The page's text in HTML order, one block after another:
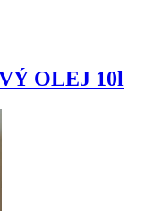
OLEJ 10l